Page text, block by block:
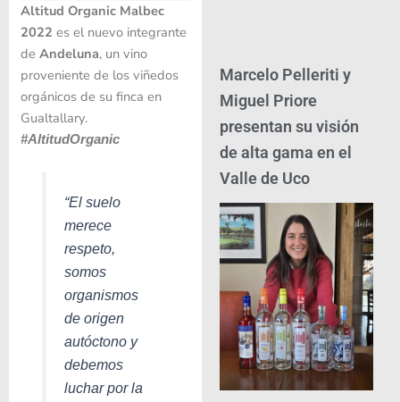
Altitud Organic Malbec
2022 es el nuevo integrante
de Andeluna, un vino
proveniente de los viñedos
orgánicos de su finca en
Gualtallary.
#AltitudOrganic
“El suelo
merece
respeto,
somos
organismos
de origen
autóctono y
debemos
luchar por la
Marcelo Pelleriti y
Miguel Priore
presentan su visión
de alta gama en el
Valle de Uco